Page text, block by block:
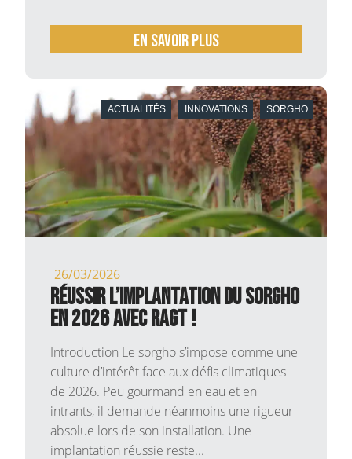
En savoir plus
ACTUALITÉS INNOVATIONS SORGHO
26/03/2026
Réussir l’implantation du sorgho
en 2026 avec RAGT !
Introduction Le sorgho s’impose comme une
culture d’intérêt face aux défis climatiques
de 2026. Peu gourmand en eau et en
intrants, il demande néanmoins une rigueur
absolue lors de son installation. Une
implantation réussie reste...